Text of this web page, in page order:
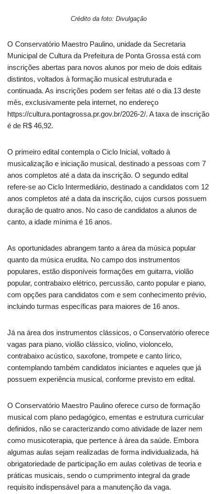
Crédito da foto: Divulgação
O Conservatório Maestro Paulino, unidade da Secretaria
Municipal de Cultura da Prefeitura de Ponta Grossa está com
inscrições abertas para novos alunos por meio de dois editais
distintos, voltados à formação musical estruturada e
continuada. As inscrições podem ser feitas até o dia 13 deste
mês, exclusivamente pela internet, no endereço
https://cultura.pontagrossa.pr.gov.br/2026-2/. A taxa de inscrição
é de R$ 46,92.
O primeiro edital contempla o Ciclo Inicial, voltado à
musicalização e iniciação musical, destinado a pessoas com 7
anos completos até a data da inscrição. O segundo edital
refere-se ao Ciclo Intermediário, destinado a candidatos com 12
anos completos até a data da inscrição, cujos cursos possuem
duração de quatro anos. No caso de candidatos a alunos de
canto, a idade mínima é 16 anos.
As oportunidades abrangem tanto a área da música popular
quanto da música erudita. No campo dos instrumentos
populares, estão disponíveis formações em guitarra, violão
popular, contrabaixo elétrico, percussão, canto popular e piano,
com opções para candidatos com e sem conhecimento prévio,
incluindo turmas específicas para maiores de 16 anos.
Já na área dos instrumentos clássicos, o Conservatório oferece
vagas para piano, violão clássico, violino, violoncelo,
contrabaixo acústico, saxofone, trompete e canto lírico,
contemplando também candidatos iniciantes e aqueles que já
possuem experiência musical, conforme previsto em edital.
O Conservatório Maestro Paulino oferece curso de formação
musical com plano pedagógico, ementas e estrutura curricular
definidos, não se caracterizando como atividade de lazer nem
como musicoterapia, que pertence à área da saúde. Embora
algumas aulas sejam realizadas de forma individualizada, há
obrigatoriedade de participação em aulas coletivas de teoria e
práticas musicais, sendo o cumprimento integral da grade
requisito indispensável para a manutenção da vaga.